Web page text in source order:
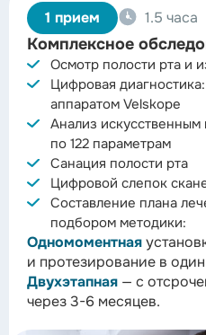
1 прием 1.5 часа
Комплексное
Осмотр полости рта и
Цифровая
аппаратом Velskope
Анализ искусственным
по 122 параметрам
Санация полости рта
Цифровой слепок
Составление плана
подбором методики:
Одномоментная
и протезирование в
Двухэтапная — с
через 3-6 месяцев.